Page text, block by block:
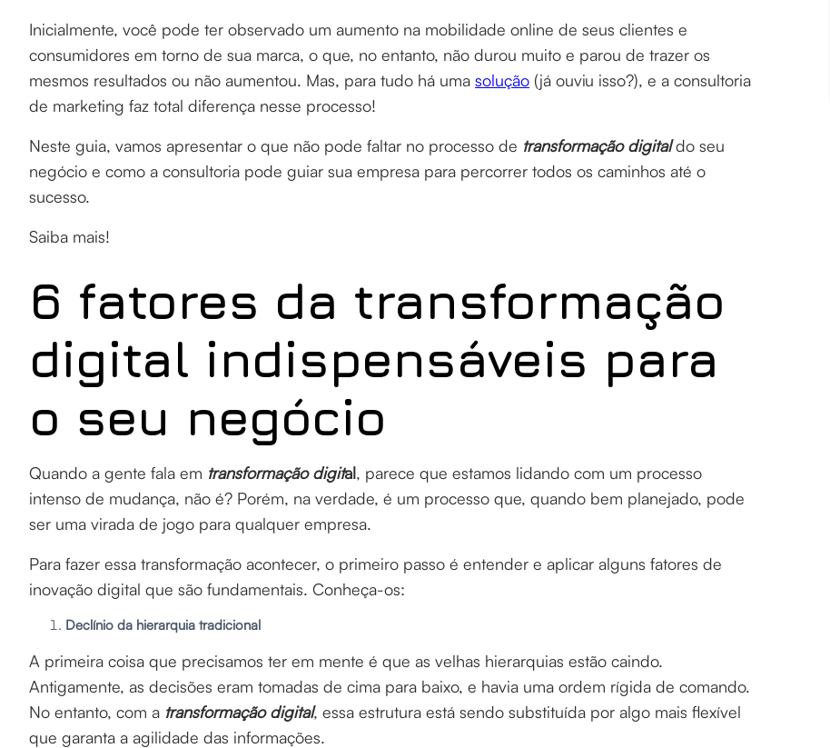
Inicialmente, você pode ter observado um aumento na mobilidade online de seus clientes e
consumidores em torno de sua marca, o que, no entanto, não durou muito e parou de trazer os
mesmos resultados ou não aumentou. Mas, para tudo há uma solução (já ouviu isso?), e a consultoria
de marketing faz total diferença nesse processo!
Neste guia, vamos apresentar o que não pode faltar no processo de transformação digitaldo seu
negócio e como a consultoria pode guiar sua empresa para percorrer todos os caminhos até o
sucesso.
Saiba mais!
6 fatores da transformação
digital indispensáveis para
o seu negócio
Quando a gente fala em transformação digital, parece que estamos lidando com um processo
intenso de mudança, não é? Porém, na verdade, é um processo que, quando bem planejado, pode
ser uma virada de jogo para qualquer empresa.
Para fazer essa transformação acontecer, o primeiro passo é entender e aplicar alguns fatores de
inovação digital que são fundamentais. Conheça-os:
Declínio da hierarquia tradicional
A primeira coisa que precisamos ter em mente é que as velhas hierarquias estão caindo.
Antigamente, as decisões eram tomadas de cima para baixo, e havia uma ordem rígida de comando.
No entanto, com a transformação digital, essa estrutura está sendo substituída por algo mais flexível
que garanta a agilidade das informações.